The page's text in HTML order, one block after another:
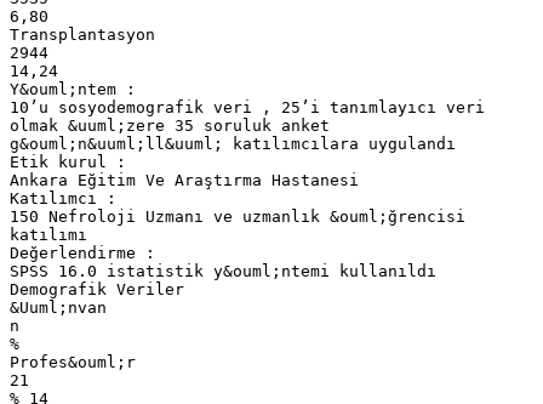
6,80
Transplantasyon
2944
14,24
Y&ouml;ntem :
10’u sosyodemografik veri , 25’i tanımlayıcı veri
olmak &uuml;zere 35 soruluk anket
g&ouml;n&uuml;ll&uuml; katılımcılara uygulandı
Etik kurul :
Ankara Eğitim Ve Araştırma Hastanesi
Katılımcı :
150 Nefroloji Uzmanı ve uzmanlık &ouml;ğrencisi
katılımı
Değerlendirme :
SPSS 16.0 istatistik y&ouml;ntemi kullanıldı
Demografik Veriler
&Uuml;nvan
n
%
Profes&ouml;r
21
% 14